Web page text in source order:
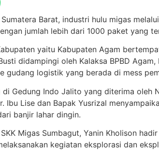
Barat, industri hulu migas melalui
jumlah lebih dari 1000 paket yang
yaitu Kabupaten Agam
didampingi oleh Kalaksa BPBD
gudang logistik yang berada di mess
Gedung Indo Jalito yang diterima oleh
Lise dan Bapak Yusrizal
banjir lahar dingin.
Migas Sumbagut, Yanin Kholison
kegiatan eksplorasi dan